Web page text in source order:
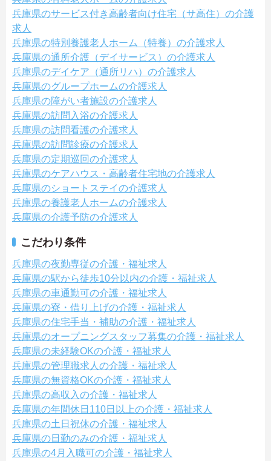
兵庫県のサービス付き高齢者向け住宅（サ高住）の介護
求人
兵庫県の特別養護老人ホーム（特養）の介護求人
兵庫県の通所介護（デイサービス）の介護求人
兵庫県のデイケア（通所リハ）の介護求人
兵庫県のグループホームの介護求人
兵庫県の障がい者施設の介護求人
兵庫県の訪問入浴の介護求人
兵庫県の訪問看護の介護求人
兵庫県の訪問診療の介護求人
兵庫県の定期巡回の介護求人
兵庫県のケアハウス・高齢者住宅地の介護求人
兵庫県のショートステイの介護求人
兵庫県の養護老人ホームの介護求人
兵庫県の介護予防の介護求人
こだわり条件
兵庫県の夜勤専従の介護・福祉求人
兵庫県の駅から徒歩10分以内の介護・福祉求人
兵庫県の車通勤可の介護・福祉求人
兵庫県の寮・借り上げの介護・福祉求人
兵庫県の住宅手当・補助の介護・福祉求人
兵庫県のオープニングスタッフ募集の介護・福祉求人
兵庫県の未経験OKの介護・福祉求人
兵庫県の管理職求人の介護・福祉求人
兵庫県の無資格OKの介護・福祉求人
兵庫県の高収入の介護・福祉求人
兵庫県の年間休日110日以上の介護・福祉求人
兵庫県の土日祝休の介護・福祉求人
兵庫県の日勤のみの介護・福祉求人
兵庫県の4月入職可の介護・福祉求人